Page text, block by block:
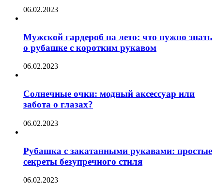
06.02.2023
Мужской гардероб на лето: что нужно знать
о рубашке с коротким рукавом
06.02.2023
Солнечные очки: модный аксессуар или
забота о глазах?
06.02.2023
Рубашка с закатанными рукавами: простые
секреты безупречного стиля
06.02.2023